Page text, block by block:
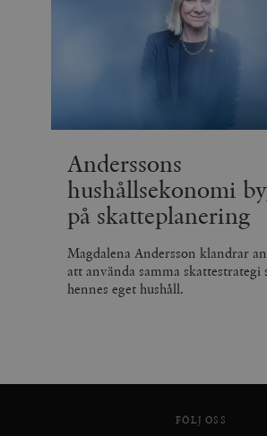
Anderssons
hushållsekonomi
på skatteplanering
Magdalena Andersson klandrar
att använda samma skattestrategi
hennes eget hushåll.
FÖLJ OSS